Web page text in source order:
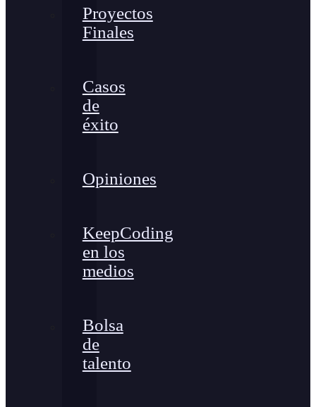
Proyectos
Finales
Casos
de
éxito
Opiniones
KeepCoding
en los
medios
Bolsa
de
talento